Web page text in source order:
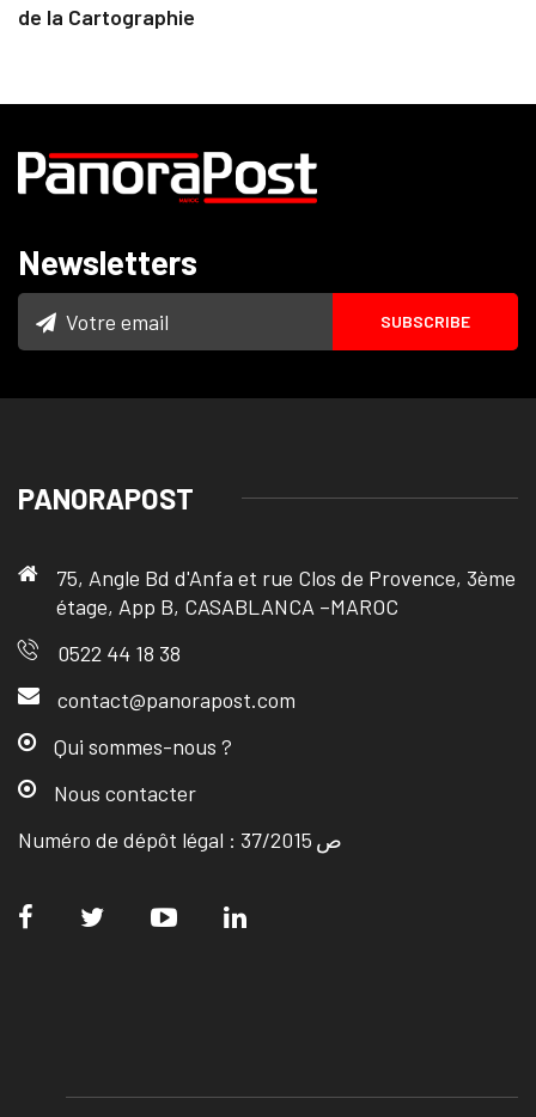
de la Cartographie
Newsletters
PANORAPOST
75, Angle Bd d'Anfa et rue Clos de Provence, 3ème
étage, App B, CASABLANCA –MAROC
0522 44 18 38
contact@panorapost.com
Qui sommes-nous ?
Nous contacter
Numéro de dépôt légal : ص 37/2015